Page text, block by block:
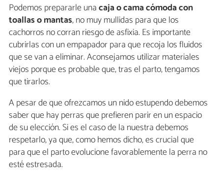
Podemos prepararle unacaja o cama cómoda con
toallas o mantas, no muy mullidas para que los
cachorros no corran riesgo de asfixia. Es importante
cubrirlas con un empapador para que recoja los fluidos
que se van a eliminar. Aconsejamos utilizar materiales
viejos porque es probable que, tras el parto, tengamos
que tirarlos.
A pesar de que ofrezcamos un nido estupendo debemos
saber que hay perras que prefieren parir en un espacio
de su elección. Si es el caso de la nuestra debemos
respetarlo, ya que, como hemos dicho, es crucial que
para que el parto evolucione favorablemente la perra no
esté estresada.